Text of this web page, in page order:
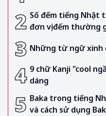
Số đếm tiếng Nhật
đơn vị đếm thường
Những từ ngữ xinh
9 chữ Kanji "cool
dáng
Baka trong tiếng
và cách sử dụng